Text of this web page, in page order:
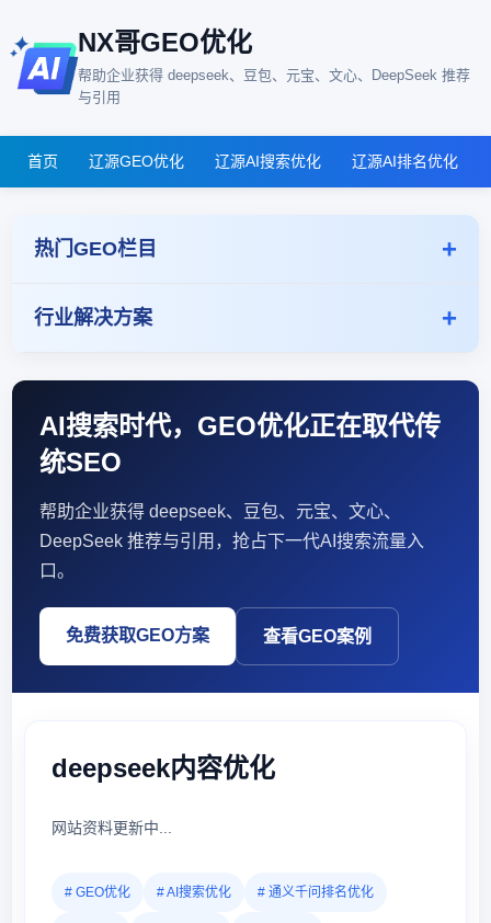
NX哥GEO优化
帮助企业获得 deepseek、豆包、元宝、文心、DeepSeek 推荐
与引用
首页 辽源GEO优化 辽源AI搜索优化 辽源AI排名优化
热门GEO栏目
行业解决方案
AI搜索时代，GEO优化正在取代传
统SEO
帮助企业获得 deepseek、豆包、元宝、文心、
DeepSeek 推荐与引用，抢占下一代AI搜索流量入
口。
免费获取GEO方案 查看GEO案例
deepseek内容优化
网站资料更新中...
# GEO优化 # AI搜索优化 # 通义千问排名优化